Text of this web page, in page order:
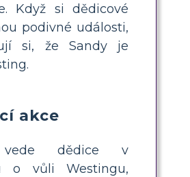
Když si dědicové
podivné události,
si, že Sandy je
akce
dědice v
o vůli Westingu,